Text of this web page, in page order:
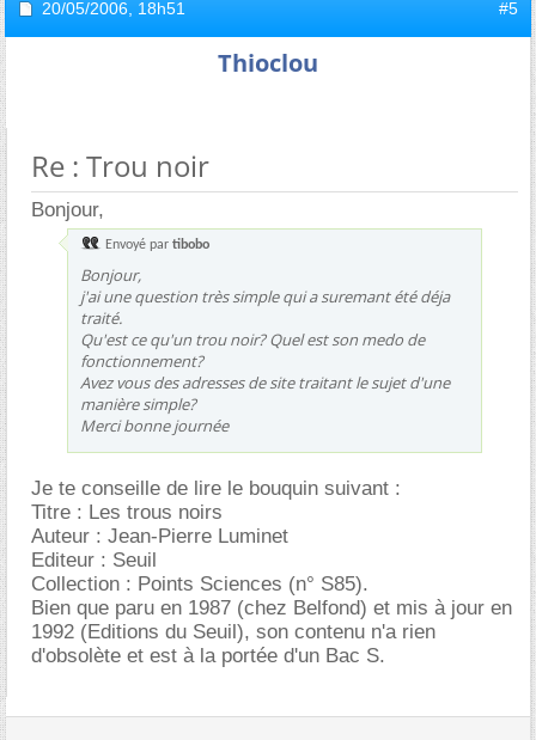
20/05/2006, 18h51 #5
Thioclou
Re : Trou noir
Bonjour,
Envoyé par tibobo
Bonjour,
j'ai une question très simple qui a suremant été déja
traité.
Qu'est ce qu'un trou noir? Quel est son medo de
fonctionnement?
Avez vous des adresses de site traitant le sujet d'une
manière simple?
Merci bonne journée
Je te conseille de lire le bouquin suivant :
Titre : Les trous noirs
Auteur : Jean-Pierre Luminet
Editeur : Seuil
Collection : Points Sciences (n° S85).
Bien que paru en 1987 (chez Belfond) et mis à jour en
1992 (Editions du Seuil), son contenu n'a rien
d'obsolète et est à la portée d'un Bac S.